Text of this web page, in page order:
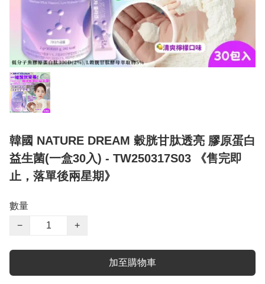
韓國 NATURE DREAM 穀胱甘肽透亮 膠原蛋白
益生菌(一盒30入) - TW250317S03 《售完即
止，落單後兩星期》
數量
−
+
加至購物車